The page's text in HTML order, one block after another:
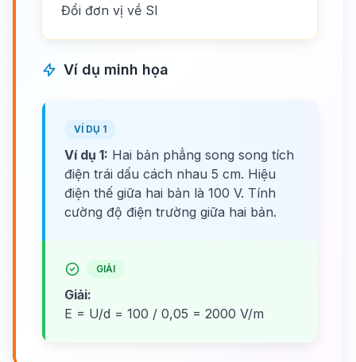
Đổi đơn vị về SI
Ví dụ minh họa
VÍ DỤ 1
Ví dụ 1: Hai bản phẳng song song tích
điện trái dấu cách nhau 5 cm. Hiệu
điện thế giữa hai bản là 100 V. Tính
cường độ điện trường giữa hai bản.
GIẢI
Giải:
E = U/d = 100 / 0,05 = 2000 V/m